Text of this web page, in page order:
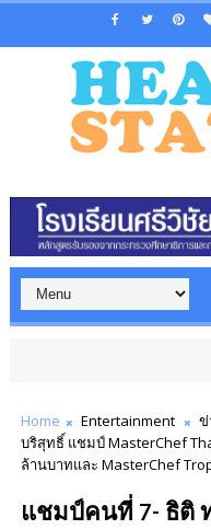
Home Entertainment ข่
บริสุทธิ์ แชมป์ MasterChef
ล้านบาทและ MasterChef
แชมป์คนที่ 7- ธิติ